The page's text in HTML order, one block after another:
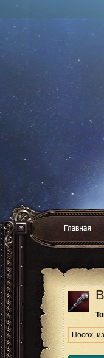
Посох,